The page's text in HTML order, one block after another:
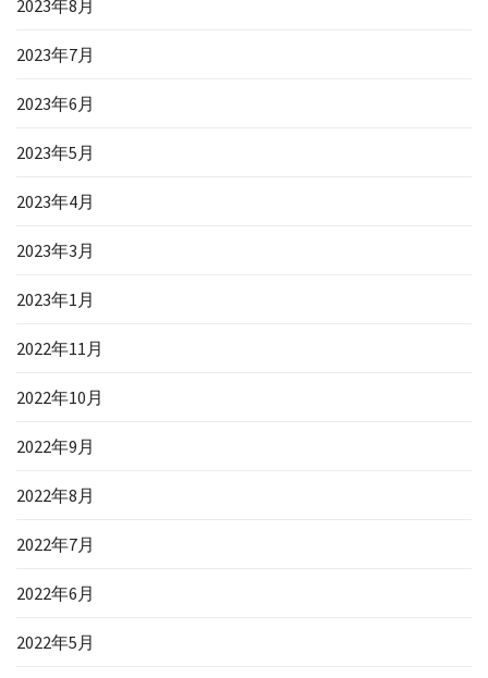
2023年8月
2023年7月
2023年6月
2023年5月
2023年4月
2023年3月
2023年1月
2022年11月
2022年10月
2022年9月
2022年8月
2022年7月
2022年6月
2022年5月